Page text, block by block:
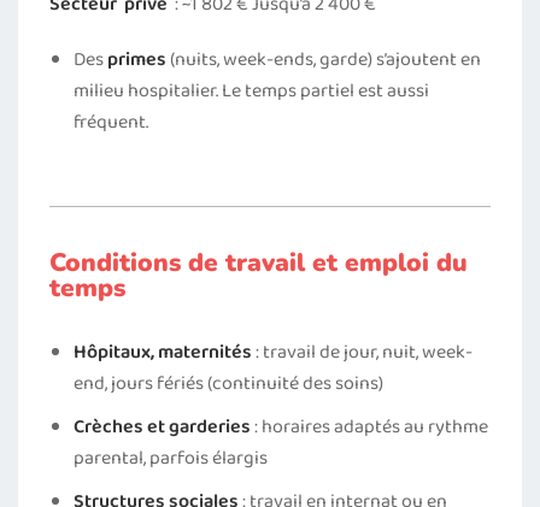
Desprimes (nuits, week-ends, garde) s’ajoutent en
milieu hospitalier. Le temps partiel est aussi
fréquent.
Conditions de travail et emploi du
temps
Hôpitaux, maternités: travail de jour, nuit, week-
end, jours fériés (continuité des soins)
Crèches et garderies: horaires adaptés au rythme
parental, parfois élargis